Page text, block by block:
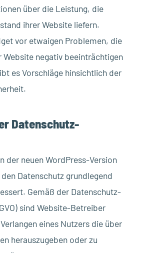
über die Leistung, die
ihrer Website liefern.
vor etwaigen Problemen, die
Website negativ beeinträchtigen
es Vorschläge hinsichtlich der
Datenschutz-
der neuen WordPress-Version
Datenschutz grundlegend
Gemäß der Datenschutz-
sind Website-Betreiber
eines Nutzers die über
herauszugeben oder zu